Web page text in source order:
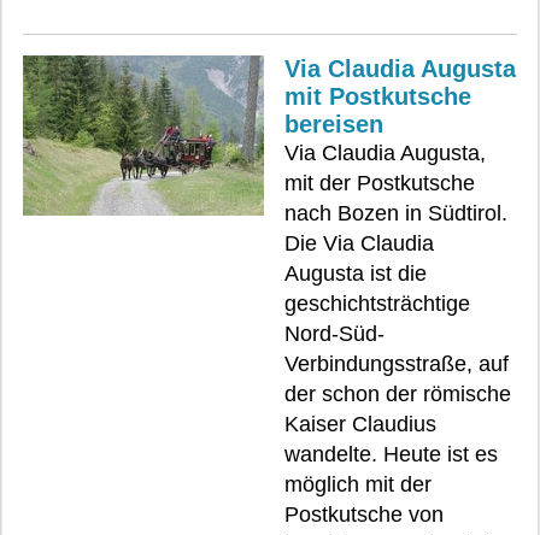
Via Claudia Augusta
mit Postkutsche
bereisen
Via Claudia Augusta,
mit der Postkutsche
nach Bozen in Südtirol.
Die Via Claudia
Augusta ist die
geschichtsträchtige
Nord-Süd-
Verbindungsstraße, auf
der schon der römische
Kaiser Claudius
wandelte. Heute ist es
möglich mit der
Postkutsche von